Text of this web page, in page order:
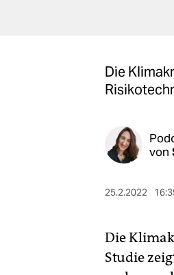
Die
von
25.2.2022
Die
Studie